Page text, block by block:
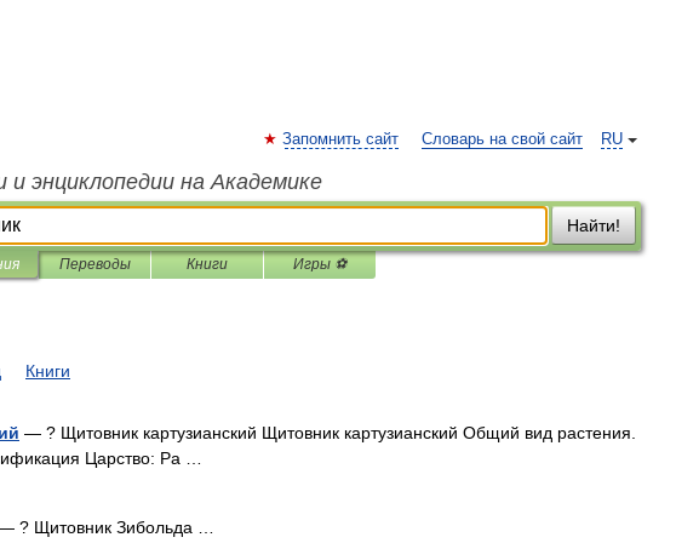
RU
Запомнить сайт Словарь на свой сайт
и энциклопедии на Академике
Найти!
Переводы Книги Игры ⚽
Книги
— ? Щитовник картузианский Щитовник картузианский Общий вид растения.
Царство: Ра …
? Щитовник Зибольда …